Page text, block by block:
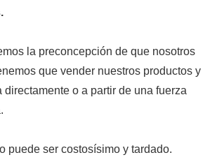
la preconcepción de que nosotros
que vender nuestros productos y
directamente o a partir de una fuerza
puede ser costosísimo y tardado.